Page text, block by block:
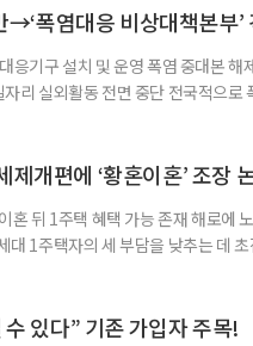
소식 박미선은 재치 있는 말솜씨와
폭염대응 비상대책본부’
응기구 설치 및 운영 폭염 중대본
리 실외활동 전면 중단 전국적으
된 이후에도 폭염이 전국적으로 확
개편에 ‘황혼이혼’ 조장
혼 뒤 1주택 혜택 가능 존재 해로에
대 1주택자의 세 부담을 낮추는 데
세대가 두 채를 가진 것으로 보지
수 있다” 기존 가입자 주목!